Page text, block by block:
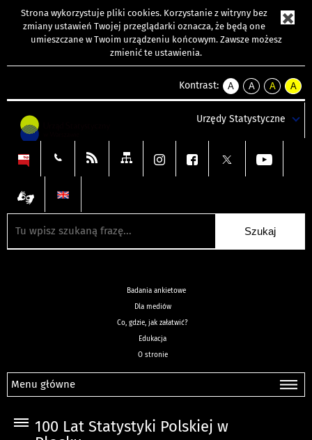
Strona wykorzystuje pliki cookies. Korzystanie z witryny bez
zmiany ustawień Twojej przeglądarki oznacza, że będą one
umieszczane w Twoim urządzeniu końcowym. Zawsze możesz
zmienić te ustawienia.
Kontrast:
A
kontrast
A
kontrast
tekst
czarnym
A
kontrast
tekst
czarnym
A
tekst
żółtym
Urzędy Statystyczne
Badania ankietowe
Dla mediów
Co, gdzie, jak załatwić?
Edukacja
O stronie
Menu główne
100 Lat Statystyki Polskiej w